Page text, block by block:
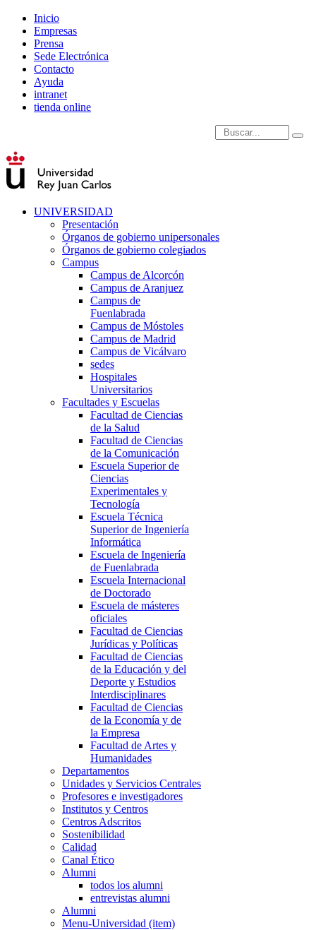
Inicio
Empresas
Prensa
Sede Electrónica
Contacto
Ayuda
intranet
tienda online
Introduce términos de
UNIVERSIDAD
Presentación
Órganos de gobierno unipersonales
Órganos de gobierno colegiados
Campus
Campus de Alcorcón
Campus de Aranjuez
Campus de
Fuenlabrada
Campus de Móstoles
Campus de Madrid
Campus de Vicálvaro
sedes
Hospitales
Universitarios
Facultades y Escuelas
Facultad de Ciencias
de la Salud
Facultad de Ciencias
de la Comunicación
Escuela Superior de
Ciencias
Experimentales y
Tecnología
Escuela Técnica
Superior de Ingeniería
Informática
Escuela de Ingeniería
de Fuenlabrada
Escuela Internacional
de Doctorado
Escuela de másteres
oficiales
Facultad de Ciencias
Jurídicas y Políticas
Facultad de Ciencias
de la Educación y del
Deporte y Estudios
Interdisciplinares
Facultad de Ciencias
de la Economía y de
la Empresa
Facultad de Artes y
Humanidades
Departamentos
Unidades y Servicios Centrales
Profesores e investigadores
Institutos y Centros
Centros Adscritos
Sostenibilidad
Calidad
Canal Ético
Alumni
todos los alumni
entrevistas alumni
Alumni
Menu-Universidad (item)